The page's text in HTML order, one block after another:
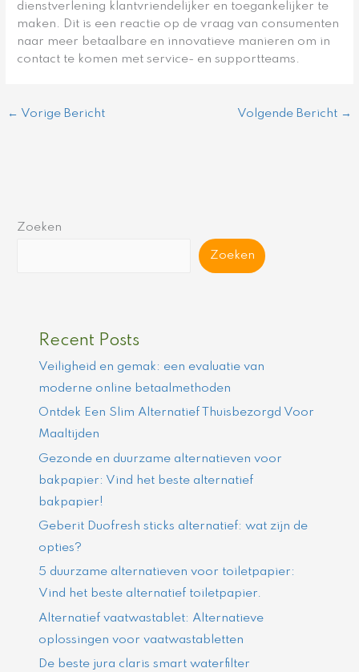
dienstverlening klantvriendelijker en toegankelijker te
maken. Dit is een reactie op de vraag van consumenten
naar meer betaalbare en innovatieve manieren om in
contact te komen met service- en supportteams.
← Vorige Bericht Volgende Bericht →
Zoeken
Zoeken
Recent Posts
Veiligheid en gemak: een evaluatie van
moderne online betaalmethoden
Ontdek Een Slim Alternatief Thuisbezorgd Voor
Maaltijden
Gezonde en duurzame alternatieven voor
bakpapier: Vind het beste alternatief
bakpapier!
Geberit Duofresh sticks alternatief: wat zijn de
opties?
5 duurzame alternatieven voor toiletpapier:
Vind het beste alternatief toiletpapier.
Alternatief vaatwastablet: Alternatieve
oplossingen voor vaatwastabletten
De beste jura claris smart waterfilter